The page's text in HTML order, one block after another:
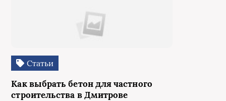
Статьи
Как выбрать бетон для частного
строительства в Дмитрове